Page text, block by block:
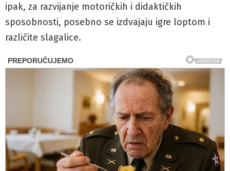
ipak, za razvijanje motoričkih i didaktičkih
sposobnosti, posebno se izdvajaju igre loptom i
različite slagalice.